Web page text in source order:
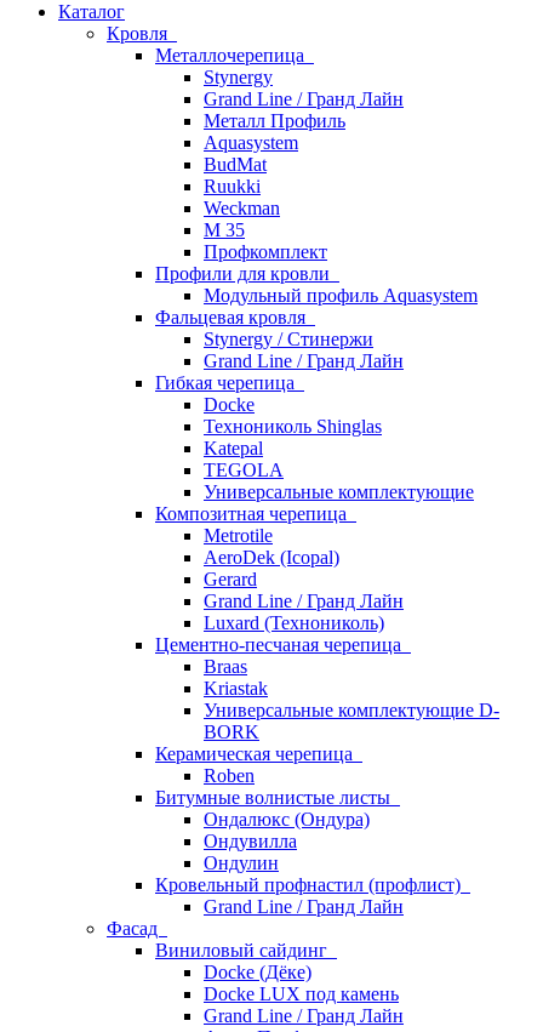
Каталог
Кровля
Металлочерепица
Stynergy
Grand Line / Гранд Лайн
Металл Профиль
Aquasystem
BudMat
Ruukki
Weckman
М 35
Профкомплект
Профили для кровли
Модульный профиль Aquasystem
Фальцевая кровля
Stynergy / Стинержи
Grand Line / Гранд Лайн
Гибкая черепица
Docke
Технониколь Shinglas
Katepal
TEGOLA
Универсальные комплектующие
Композитная черепица
Metrotile
AeroDek (Icopal)
Gerard
Grand Line / Гранд Лайн
Luxard (Технониколь)
Цементно-песчаная черепица
Braas
Kriastak
Универсальные комплектующие D-
BORK
Керамическая черепица
Roben
Битумные волнистые листы
Ондалюкс (Ондура)
Ондувилла
Ондулин
Кровельный профнастил (профлист)
Grand Line / Гранд Лайн
Фасад
Виниловый сайдинг
Docke (Дёке)
Docke LUX под камень
Grand Line / Гранд Лайн